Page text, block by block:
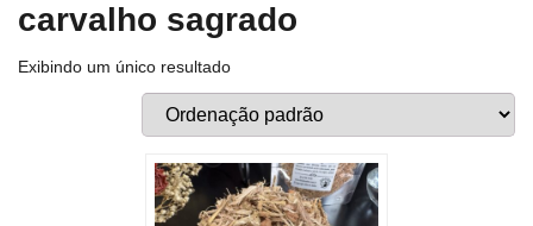
carvalho sagrado
Exibindo um único resultado